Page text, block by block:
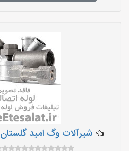
شیرآلات وگ امید گلستان